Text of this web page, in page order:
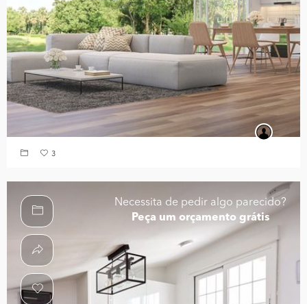
3
Necessita de pedir algo parecido?
Peça um orçamento grátis